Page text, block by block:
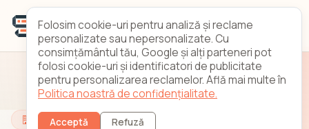
Despre DediStart
Folosim cookie-uri pentru analiză și reclame
personalizate sau nepersonalizate. Cu
consimțământul tău, Google și alți parteneri pot
folosi cookie-uri și identificatori de publicitate
pentru personalizarea reclamelor. Află mai multe în
Politica noastră de confidențialitate.
Acceptă Refuză